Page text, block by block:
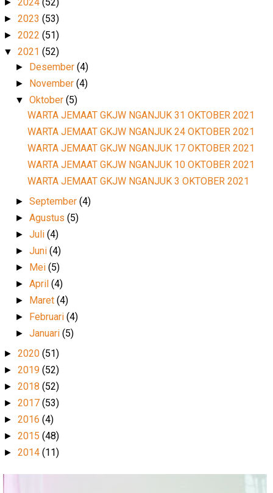
► 2023 (53)
► 2022 (51)
▼ 2021 (52)
► Desember(4)
► November(4)
▼Oktober(5)
WARTA JEMAAT GKJW NGANJUK 31 OKTOBER 2021
WARTA JEMAAT GKJW NGANJUK 24 OKTOBER 2021
WARTA JEMAAT GKJW NGANJUK 17 OKTOBER 2021
WARTA JEMAAT GKJW NGANJUK 10 OKTOBER 2021
WARTA JEMAAT GKJW NGANJUK 3 OKTOBER 2021
►September(4)
►Agustus(5)
►Juli(4)
►Juni(4)
► Mei(5)
►April(4)
► Maret(4)
► Februari(4)
►Januari(5)
► 2020 (51)
► 2019 (52)
► 2018 (52)
► 2017 (53)
► 2016 (4)
► 2015 (48)
► 2014 (11)